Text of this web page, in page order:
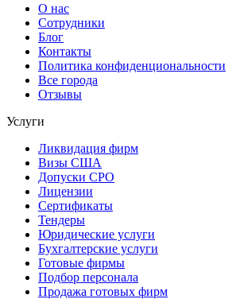
О нас
Сотрудники
Блог
Контакты
Политика конфиденциональности
Все города
Отзывы
Услуги
Ликвидация фирм
Визы США
Допуски СРО
Лицензии
Сертификаты
Тендеры
Юридические услуги
Бухгалтерские услуги
Готовые фирмы
Подбор персонала
Продажа готовых фирм